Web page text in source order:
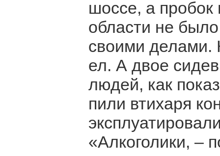
шоссе, а пробок
области не
своими делами.
ел. А двое
людей, как
пили втихаря
«Алкоголики, –